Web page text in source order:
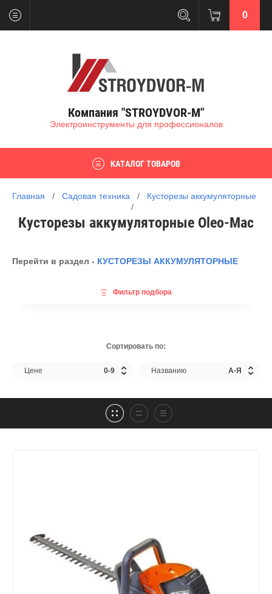
0
Компания "STROYDVOR-M"
Электроинструменты для профессионалов
КАТАЛОГ ТОВАРОВ
Главная
   /
Садовая техника
   /
Кусторезы аккумуляторные
/
Кусторезы аккумуляторные Oleo-Mac
Перейти в раздел - КУСТОРЕЗЫ АККУМУЛЯТОРНЫЕ
Фильтр подбора
Сортировать по:
Цене 0-9 Названию А-Я